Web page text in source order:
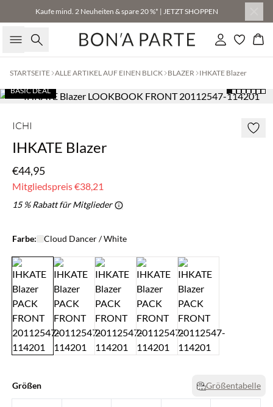
Kaufe mind. 2 Neuheiten & spare 20 %* | JETZT SHOPPEN
Suche Einloggen
STARTSEITE ALLE ARTIKEL AUF EINEN BLICK BLAZER
IHKATE Blazer
BASIC DEAL
ICHI
IHKATE Blazer
€44,95
Mitgliedspreis€38,21
15 % Rabatt für Mitglieder
Farbe: Cloud Dancer / White
Größen Größentabelle